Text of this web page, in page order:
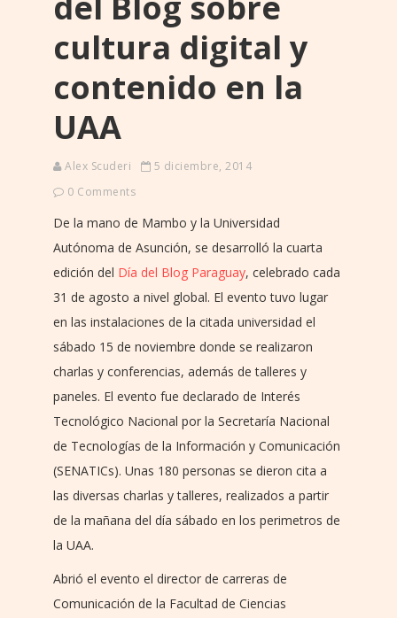
cultura digital y
contenido en la
UAA
Alex Scuderi
5 diciembre, 2014
0 Comments
De la mano de Mambo y la Universidad
Autónoma de Asunción, se desarrolló la cuarta
edición del Día del Blog Paraguay, celebrado cada
31 de agosto a nivel global. El evento tuvo lugar
en las instalaciones de la citada universidad el
sábado 15 de noviembre donde se realizaron
charlas y conferencias, además de talleres y
paneles. El evento fue declarado de Interés
Tecnológico Nacional por la Secretaría Nacional
de Tecnologías de la Información y Comunicación
(SENATICs). Unas 180 personas se dieron cita a
las diversas charlas y talleres, realizados a partir
de la mañana del día sábado en los perimetros de
la UAA.
Abrió el evento el director de carreras de
Comunicación de la Facultad de Ciencias